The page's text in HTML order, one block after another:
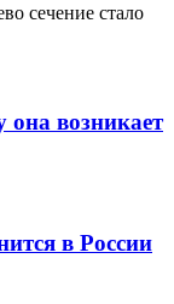
сечение стало
возникает
в России